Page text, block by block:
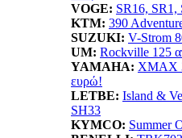
VOGE: SR16, SR1,
KTM: 390
SUZUKI: V-Strom
UM: Rockville 125
YAMAHA: XMAX
ευρώ!
LETBE: Island &
SH33
KYMCO: Summer